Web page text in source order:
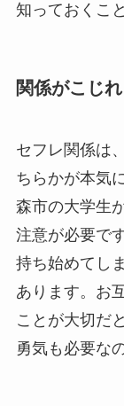
知っておくこ
関係がこじ
セフレ関係は
ちらかが本気
森市の大学生
注意が必要で
持ち始めてし
あります。お
ことが大切だ
勇気も必要な